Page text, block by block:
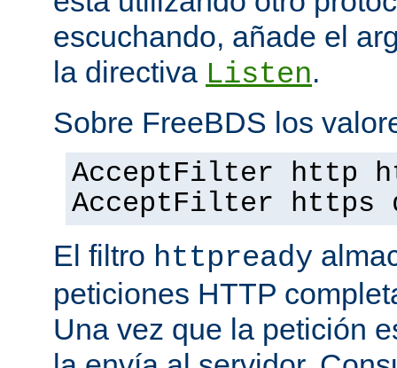
escuchando, añade el
la directiva Listen.
Sobre FreeBDS los
AcceptFilter http
AcceptFilter https
El filtro httpready
peticiones HTTP
Una vez que la petición